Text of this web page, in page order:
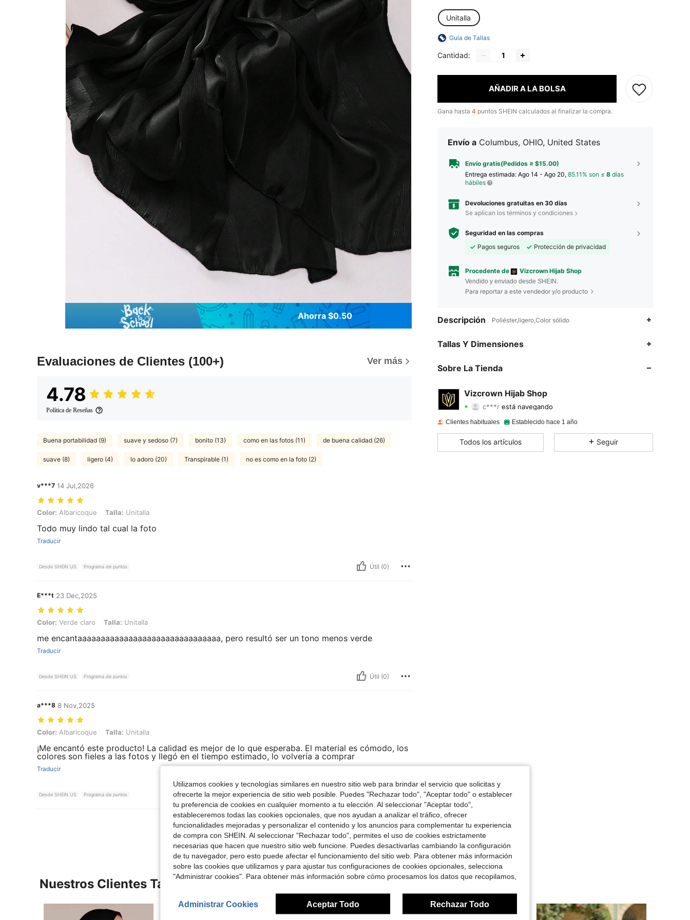
Ahorra $0.50
Evaluaciones de Clientes (100+) Ver más
4.78
Política de Reseñas
Buena portabilidad (9) suave y sedoso (7) bonito (13) como en las fotos (11) de buena calidad (26)
suave (8) ligero (4) lo adoro (20) Transpirable (1) no es como en la foto (2)
v***7 14 Jul,2026
Color: Albaricoque, Talla: Unitalla
Color: Albaricoque Talla: Unitalla
Todo muy lindo tal cual la foto
Traducir
Desde SHEIN US Programa de puntos Útil (0)
E***t 23 Dec,2025
Color: Verde claro, Talla: Unitalla
Color: Verde claro Talla: Unitalla
me encantaaaaaaaaaaaaaaaaaaaaaaaaaaaaaaa, pero resultó ser un tono menos verde
Traducir
Desde SHEIN US Programa de puntos Útil (0)
a***8 8 Nov,2025
Color: Albaricoque, Talla: Unitalla
Color: Albaricoque Talla: Unitalla
¡Me encantó este producto! La calidad es mejor de lo que esperaba. El material es cómodo, los
colores son fieles a las fotos y llegó en el tiempo estimado, lo volvería a comprar
Traducir
Desde SHEIN US Programa de puntos Útil (0)
Ver Más Reseñas
Unitalla
Guía de Tallas
Cantidad:
AÑADIR A LA BOLSA
Gana hasta 4 puntos SHEIN calculados al finalizar la compra.
Envío a Columbus, OHIO, United States
Envío gratis(Pedidos ≥ $15.00)
Entrega estimada: Ago 14 - Ago 20, 85.11% son ≤ 8 días
hábiles
Devoluciones gratuitas en 30 días
Se aplican los términos y condiciones
Seguridad en las compras
Pagos seguros
Protección de privacidad
Procedente de Vizcrown Hijab Shop
Vendido y enviado desde SHEIN.
Para reportar a este vendedor y/o producto
Descripción Poliéster,ligero,Color sólido
Tallas Y Dimensiones
Sobre La Tienda
Vizcrown Hijab Shop
c***restá navegando
4.91 Calificación 464Artículos
4.91 464 26K
Clientes habituales Establecido hace 1 año
Todos los artículos Seguir
Nuestros Clientes También Vieron
Utilizamos cookies y tecnologías similares en nuestro sitio web para brindar el servicio que solicitas y
ofrecerte la mejor experiencia de sitio web posible. Puedes "Rechazar todo", "Aceptar todo" o establecer
tu preferencia de cookies en cualquier momento a tu elección. Al seleccionar "Aceptar todo",
estableceremos todas las cookies opcionales, que nos ayudan a analizar el tráfico, ofrecer
funcionalidades mejoradas y personalizar el contenido y los anuncios para complementar tu experiencia
de compra con SHEIN. Al seleccionar "Rechazar todo", permites el uso de cookies estrictamente
necesarias que hacen que nuestro sitio web funcione. Puedes desactivarlas cambiando la configuración
de tu navegador, pero esto puede afectar el funcionamiento del sitio web. Para obtener más información
sobre las cookies que utilizamos y para ajustar tus configuraciones de cookies opcionales, selecciona
"Administrar cookies". Para obtener más información sobre cómo procesamos los datos que recopilamos,
Administrar Cookies Aceptar Todo Rechazar Todo